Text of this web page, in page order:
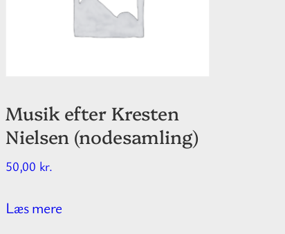
Musik efter Kresten
Nielsen (nodesamling)
50,00 kr.
Læs mere